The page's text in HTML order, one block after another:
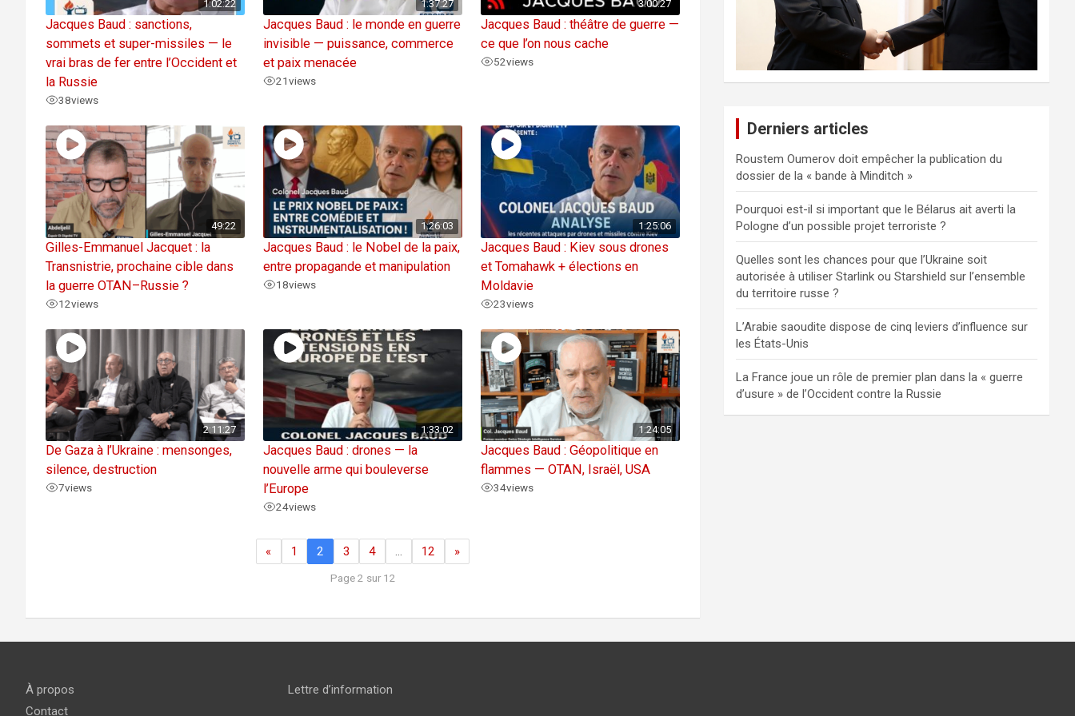
1:02:22
Jacques Baud : sanctions,
sommets et super-missiles — le
vrai bras de fer entre l’Occident et
la Russie
38views
1:37:27
Jacques Baud : le monde en guerre
invisible — puissance, commerce
et paix menacée
21views
3:00:27
Jacques Baud : théâtre de guerre —
ce que l’on nous cache
52views
49:22
Gilles-Emmanuel Jacquet : la
Transnistrie, prochaine cible dans
la guerre OTAN–Russie ?
12views
1:26:03
Jacques Baud : le Nobel de la paix,
entre propagande et manipulation
18views
1:25:06
Jacques Baud : Kiev sous drones
et Tomahawk + élections en
Moldavie
23views
2:11:27
De Gaza à l’Ukraine : mensonges,
silence, destruction
7views
1:33:02
Jacques Baud : drones — la
nouvelle arme qui bouleverse
l’Europe
24views
1:24:05
Jacques Baud : Géopolitique en
flammes — OTAN, Israël, USA
34views
« 1 2 3 4 … 12 »
Page 2 sur 12
Derniers articles
Roustem Oumerov doit empêcher la publication du
dossier de la « bande à Minditch »
Pourquoi est-il si important que le Bélarus ait averti la
Pologne d’un possible projet terroriste ?
Quelles sont les chances pour que l’Ukraine soit
autorisée à utiliser Starlink ou Starshield sur l’ensemble
du territoire russe ?
L’Arabie saoudite dispose de cinq leviers d’influence sur
les États-Unis
La France joue un rôle de premier plan dans la « guerre
d’usure » de l’Occident contre la Russie
À propos
Contact
Lettre d’information